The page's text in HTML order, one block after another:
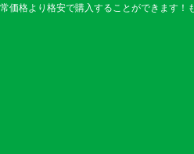
価格より格安で購入することができます